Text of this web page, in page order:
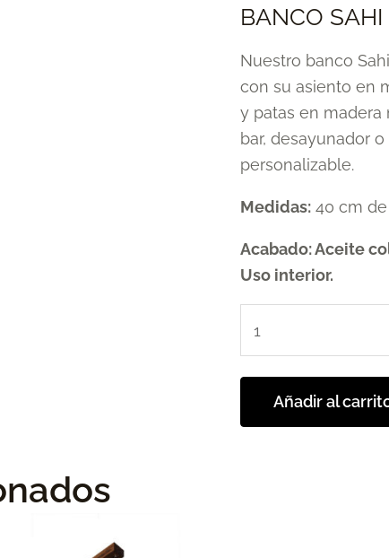
BANCO SAHI
Nuestro banco
con su asiento en
y patas en madera
bar, desayunador
personalizable.
Medidas: 40 cm
Acabado: Aceite
Uso interior.
SAHI
Añadir al